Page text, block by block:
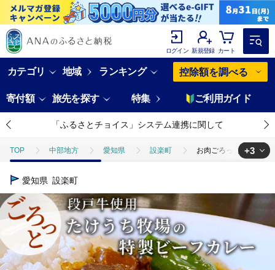
ログイン 新規登録 カート
カテゴリ 地域 ランキング 控除額を調べる
寄付額 旅先を探す 特集 ご利用ガイド
「ふるさとチョイス」システム連携に関して
TOP 中部地方 愛知県 設楽町 お肉ごろっと入った！
TOP
TOP 加工食品 惣菜・レトルト お肉ごろっと入った！たけ
TOP 加工食品 惣菜・レトルト カレー お肉ごろっと
+3
愛知県 設楽町